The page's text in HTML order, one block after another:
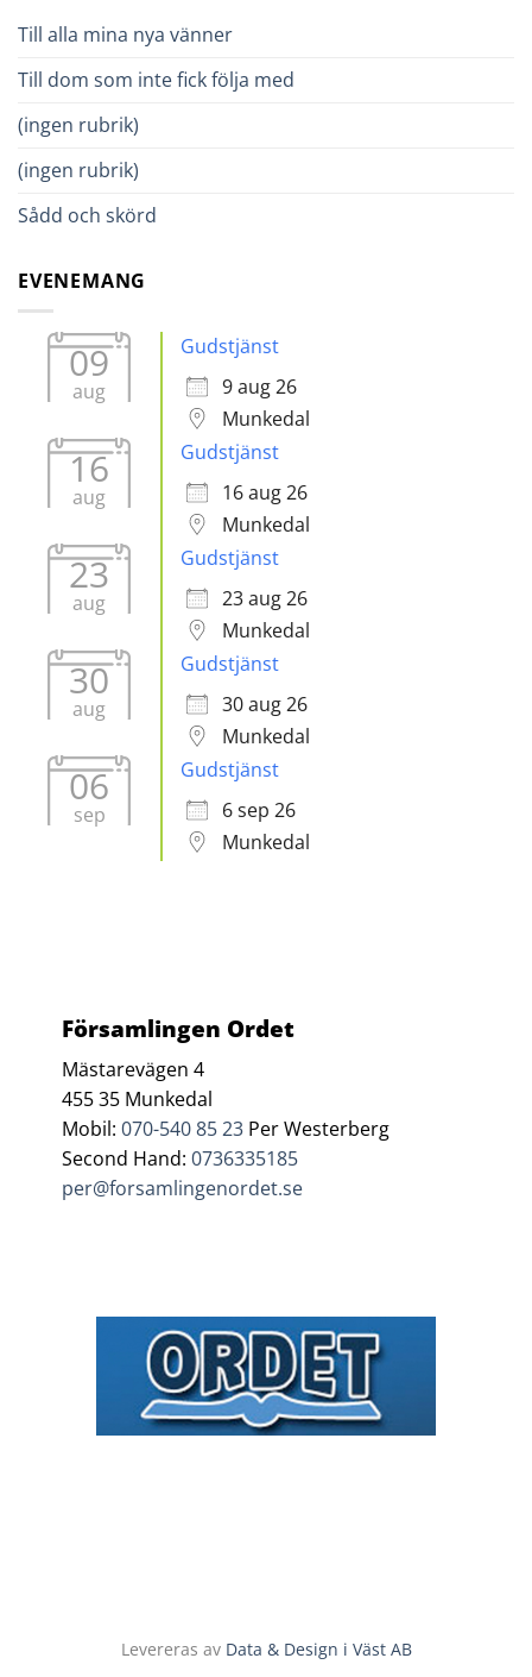
Till alla mina nya vänner
Till dom som inte fick följa med
(ingen rubrik)
(ingen rubrik)
Sådd och skörd
EVENEMANG
09
aug
Gudstjänst
9 aug 26
Munkedal
16
aug
Gudstjänst
16 aug 26
Munkedal
23
aug
Gudstjänst
23 aug 26
Munkedal
30
aug
Gudstjänst
30 aug 26
Munkedal
06
sep
Gudstjänst
6 sep 26
Munkedal
Församlingen Ordet
Mästarevägen 4
455 35 Munkedal
Mobil:070-540 85 23 Per Westerberg
Second Hand:0736335185
per@forsamlingenordet.se
Levereras av Data & Design i Väst AB